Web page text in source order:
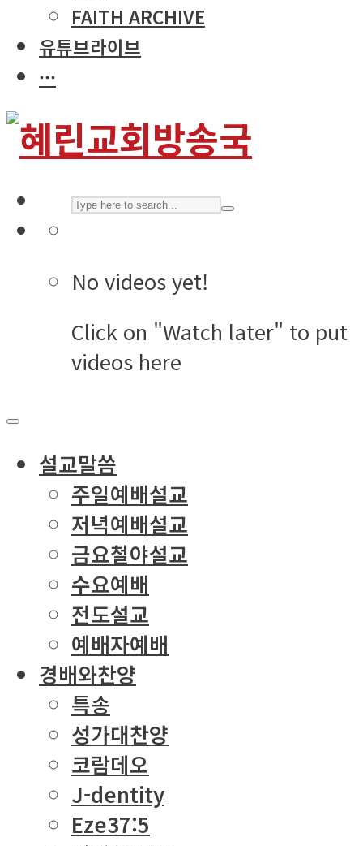
FAITH ARCHIVE
유튜브라이브
···
No videos yet!
Click on "Watch later" to put
videos here
설교말씀
주일예배설교
저녁예배설교
금요철야설교
수요예배
전도설교
예배자예배
경배와찬양
특송
성가대찬양
코람데오
J-dentity
Eze37:5